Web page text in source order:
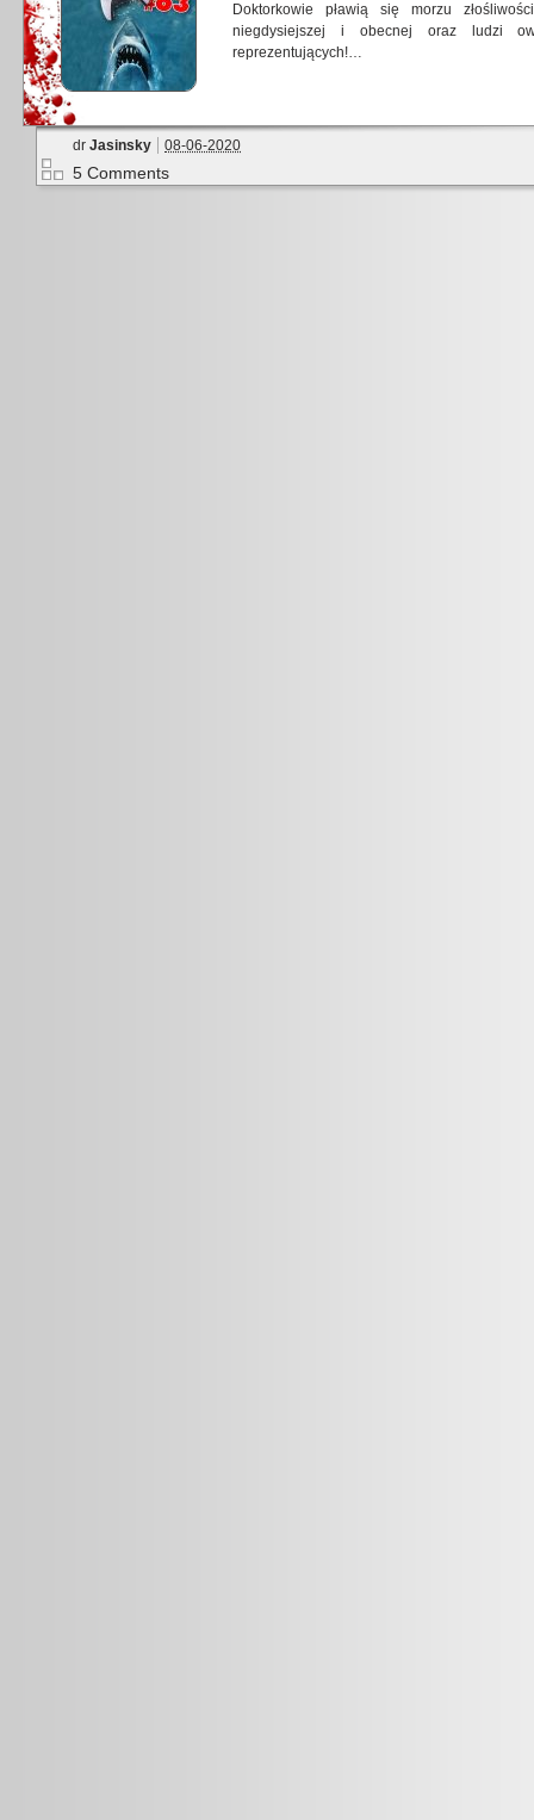
Doktorkowie pławią się morzu
niegdysiejszej i obecnej oraz ludzi
reprezentujących!…
dr Jasinsky 08-06-2020
5 Comments